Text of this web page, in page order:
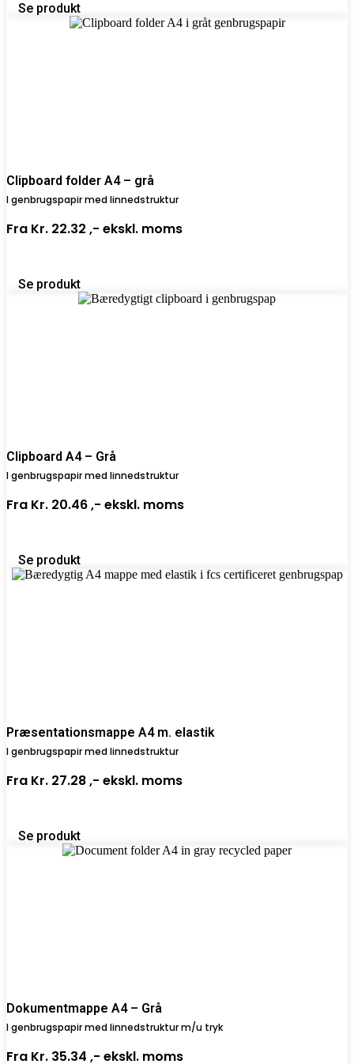
Se produkt
Clipboard folder A4 – grå
I genbrugspapir med linnedstruktur
Fra Kr. 22.32 ,- ekskl. moms
Se produkt
Clipboard A4 – Grå
I genbrugspapir med linnedstruktur
Fra Kr. 20.46 ,- ekskl. moms
Se produkt
Præsentationsmappe A4 m. elastik
I genbrugspapir med linnedstruktur
Fra Kr. 27.28 ,- ekskl. moms
Se produkt
Dokumentmappe A4 – Grå
I genbrugspapir med linnedstruktur m/u tryk
Fra Kr. 35.34 ,- ekskl. moms